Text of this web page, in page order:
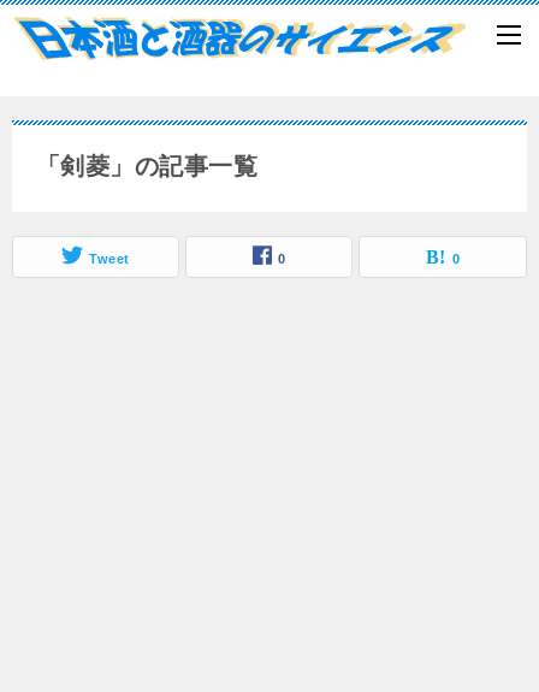
「剣菱」の記事一覧
Tweet 0 0